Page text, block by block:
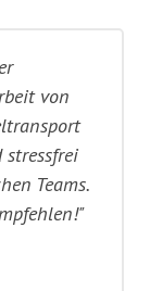
von
Teams.